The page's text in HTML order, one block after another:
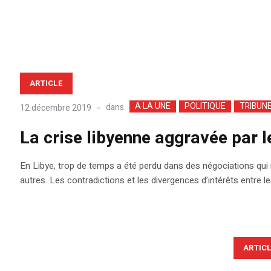
ARTICLE
12 décembre 2019 dans A LA UNE POLITIQUE
La crise libyenne aggravée par
En Libye, trop de temps a été perdu dans des négociations
autres. Les contradictions et les divergences d’intérêts entre